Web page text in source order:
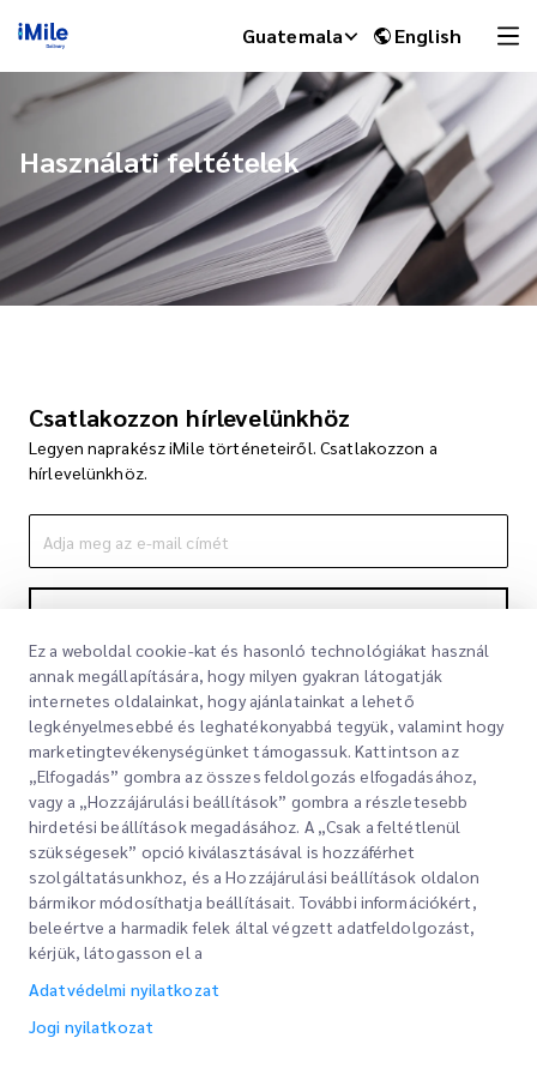
Guatemala English
Használati feltételek
Csatlakozzon hírlevelünkhöz
Legyen naprakész iMile történeteiről. Csatlakozzon a
hírlevelünkhöz.
A feliratkozással elfogadja Adatvédelmi nyilatkozatunkat Adatvédelmi
nyilatkozat
Gyorslinkek
Irodahelyek
Ajánlatkérés
Vállalati
Rólunk
Szolgáltatásaink
Ez a weboldal cookie-kat és hasonló technológiákat használ
annak megállapítására, hogy milyen gyakran látogatják
internetes oldalainkat, hogy ajánlatainkat a lehető
legkényelmesebbé és leghatékonyabbá tegyük, valamint hogy
marketingtevékenységünket támogassuk. Kattintson az
„Elfogadás” gombra az összes feldolgozás elfogadásához,
vagy a „Hozzájárulási beállítások” gombra a részletesebb
hirdetési beállítások megadásához. A „Csak a feltétlenül
szükségesek” opció kiválasztásával is hozzáférhet
szolgáltatásunkhoz, és a Hozzájárulási beállítások oldalon
bármikor módosíthatja beállításait. További információkért,
beleértve a harmadik felek által végzett adatfeldolgozást,
kérjük, látogasson el a
Adatvédelmi nyilatkozat
Jogi nyilatkozat